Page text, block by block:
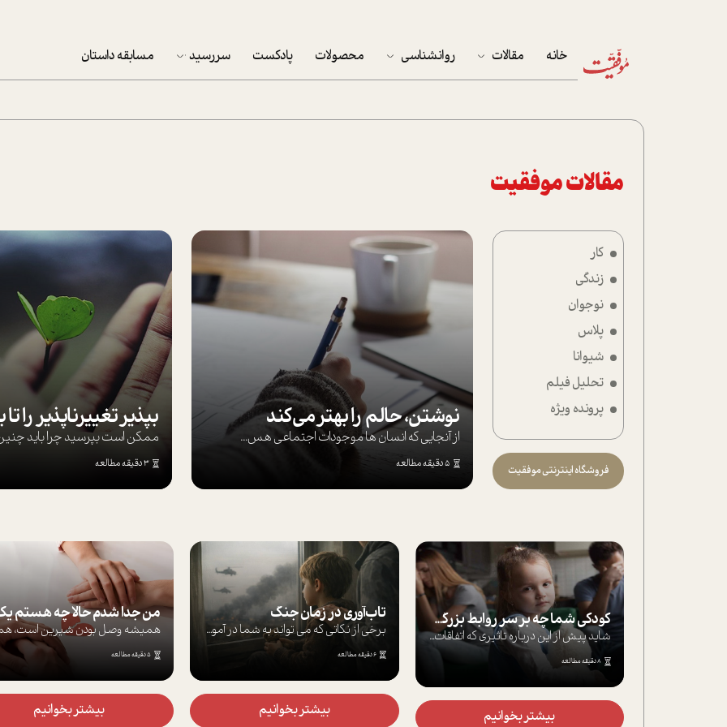
خانه مقالات
پرونده ویژه
داستان
روانشناسی محصولات پادکست سررسید
تقویم دیواری
مسابقه داستان
مقالات موفقیت
کار
زندگی
نوجوان
پلاس
شیوانا
تحلیل فیلم
پرونده ویژه
فروشگاه اینترنتی موفقیت
نوشتن، حالم را بهتر می‌کند
از آنجایی که انسان ها موجودات اجتماعی هس...
5 دقیقه مطالعه
ممکن است بپرسيد چرا بايد چنين
3 دقیقه مطالعه
کودکی شما چه بر سر روابط بزرگسالی‌تان می‌آورد؟
شاید پیش از این درباره تاثیری که اتفاقات...
بیشتر بخوانیم
تاب‌آوری در زمان جنگ
برخی از نکاتی که می تواند به شما در آموز...
بیشتر بخوانیم
من جدا شدم حالا چه هستم یک نیمه یا هویتی پنهان؟
همیشه وصل بودن شیرین است، همیشه دیدن ماش...
بیشتر بخوانیم